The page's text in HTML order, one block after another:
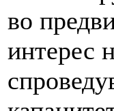
во
интерес